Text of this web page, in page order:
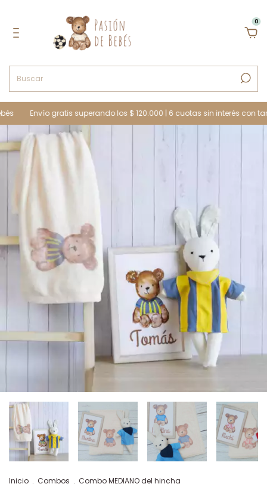
0
Envío gratis superando los $ 120.000 | 6 cuotas sin interés con
Inicio . Combos . Combo MEDIANO del hincha